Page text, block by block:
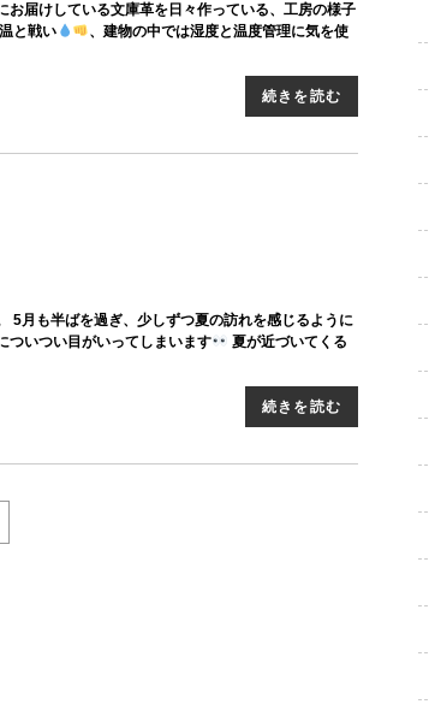
お届けしている文庫革を日々作っている、工房の様子
と戦い
、建物の中では湿度と温度管理に気を使
続きを読む
5月も半ばを過ぎ、少しずつ夏の訪れを感じるように
ついつい目がいってしまいます
夏が近づいてくる
続きを読む